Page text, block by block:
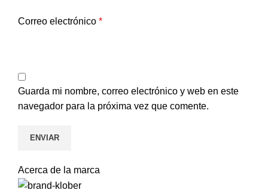
Correo electrónico *
Guarda mi nombre, correo electrónico y web en este
navegador para la próxima vez que comente.
Acerca de la marca